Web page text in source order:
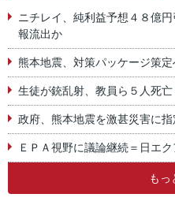
ニチレイ、純利益予想４８億
報流出か
熊本地震、対策パッケージ策
生徒が銃乱射、教員ら５人死
政府、熊本地震を激甚災害に
ＥＰＡ視野に議論継続＝日エ
もっ